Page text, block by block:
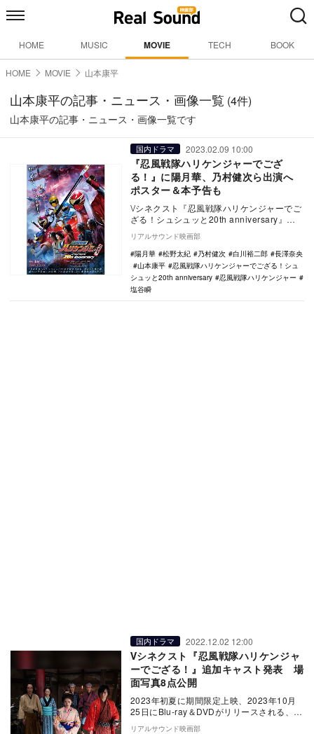
HOME MUSIC MOVIE TECH BOOK
HOME MOVIE 山本康平
山本康平の記事・ニュース・画像一覧 (4件)
山本康平の記事・ニュース・画像一覧です
国内ドラマ 2023.02.09 10:00
『忍風戦隊ハリケンジャーでござ
る！』に陽月華、乃村健次ら出演へ
ポスター＆本予告も
Ⅴシネクスト『忍風戦隊ハリケンジャーでご
ざる！シュシュッと20th anniversary』の
本ポスターと本予告が公開された。 …
リアルサウンド映画部
陽月華
松野太紀 乃村健次 白川裕二郎
長澤奈央
山本康平
忍風戦隊ハリケンジャーでござる！シュ
シュッと20th anniversary
忍風戦隊ハリケンジャー
塩谷瞬
国内ドラマ 2022.12.02 12:00
Ⅴシネクスト『忍風戦隊ハリケンジャ
ーでござる！』追加キャスト発表 場
面写真8点公開
2023年初夏に期間限定上映、2023年10月
25日にBlu-ray＆DVDがリリースされる、Ⅴ
シネクスト『忍風戦隊ハリケンジャ…
リアルサウンド映画部